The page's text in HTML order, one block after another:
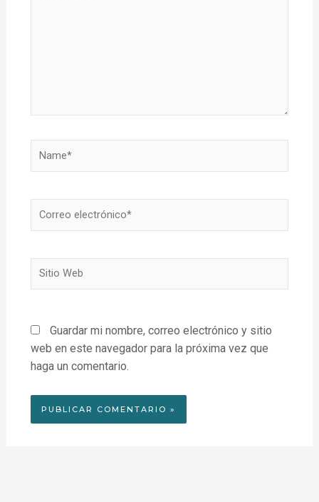
Sitio
Guardar mi nombre, correo electrónico y sitio
web en este navegador para la próxima vez que
haga un comentario.